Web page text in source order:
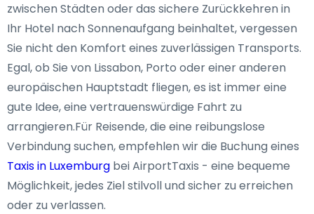
zwischen Städten oder das sichere Zurückkehren in
Ihr Hotel nach Sonnenaufgang beinhaltet, vergessen
Sie nicht den Komfort eines zuverlässigen Transports.
Egal, ob Sie von Lissabon, Porto oder einer anderen
europäischen Hauptstadt fliegen, es ist immer eine
gute Idee, eine vertrauenswürdige Fahrt zu
arrangieren.Für Reisende, die eine reibungslose
Verbindung suchen, empfehlen wir die Buchung eines
Taxis in Luxemburg bei AirportTaxis - eine bequeme
Möglichkeit, jedes Ziel stilvoll und sicher zu erreichen
oder zu verlassen.